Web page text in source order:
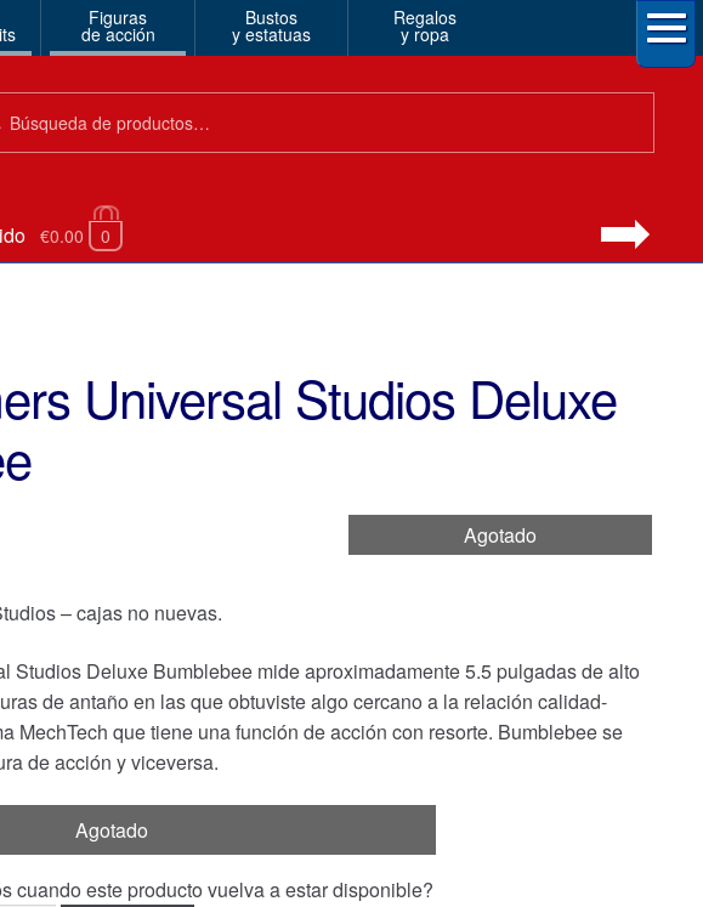
Figuras
de acción
Bustos
y estatuas
Regalos
y ropa
€0.00 0
Universal Studios Deluxe
Agotado
– cajas no nuevas.
Studios Deluxe Bumblebee mide aproximadamente 5.5 pulgadas de alto
de antaño en las que obtuviste algo cercano a la relación calidad-
MechTech que tiene una función de acción con resorte. Bumblebee se
de acción y viceversa.
Agotado
cuando este producto vuelva a estar disponible?